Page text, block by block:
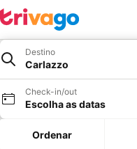
Destino
Carlazzo
Check-in/out
Escolha as datas
Ordenar